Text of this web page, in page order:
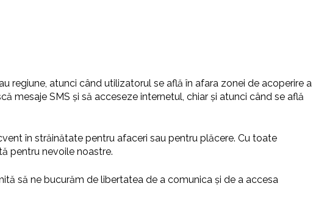
regiune, atunci când utilizatorul se află în afara zonei de acoperire a
mesaje SMS și să acceseze internetul, chiar și atunci când se află
în străinătate pentru afaceri sau pentru plăcere. Cu toate
pentru nevoile noastre.
să ne bucurăm de libertatea de a comunica și de a accesa